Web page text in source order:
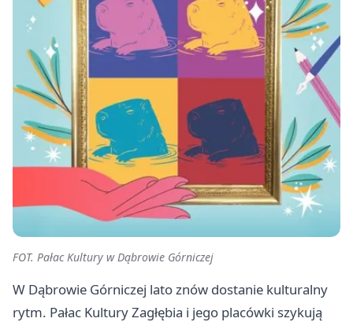
FOT. Pałac Kultury w Dąbrowie Górniczej
W Dąbrowie Górniczej lato znów dostanie kulturalny
rytm. Pałac Kultury Zagłębia i jego placówki szykują